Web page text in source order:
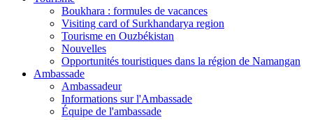
Boukhara : formules de vacances
Visiting card of Surkhandarya region
Tourisme en Ouzbékistan
Nouvelles
Opportunités touristiques dans la région de Namangan
Ambassade
Ambassadeur
Informations sur l'Ambassade
Équipe de l'ambassade